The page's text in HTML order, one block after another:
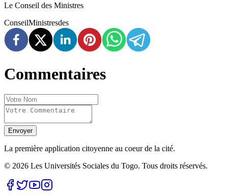
Le Conseil des Ministres
ConseilMinistresdes
Commentaires
Envoyer
La première application citoyenne au coeur de la cité.
© 2026 Les Universités Sociales du Togo. Tous droits réservés.